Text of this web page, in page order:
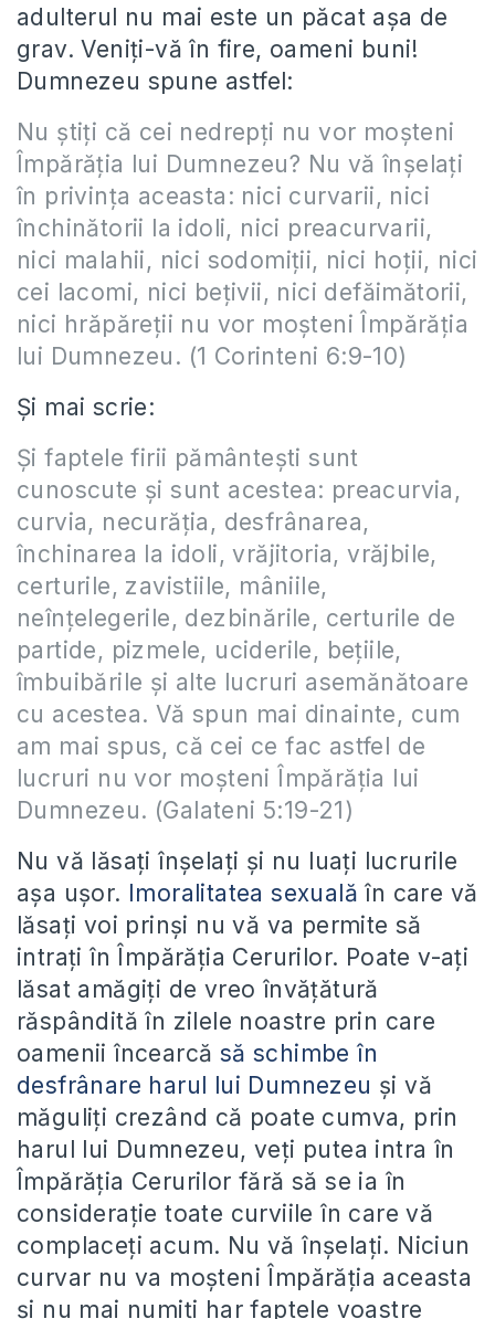
adulterul nu mai este un păcat așa de
grav. Veniți-vă în fire, oameni buni!
Dumnezeu spune astfel:
Nu ştiţi că cei nedrepţi nu vor moşteni
Împărăţia lui Dumnezeu? Nu vă înşelaţi
în privinţa aceasta: nici curvarii, nici
închinătorii la idoli, nici preacurvarii,
nici malahii, nici sodomiţii, nici hoţii, nici
cei lacomi, nici beţivii, nici defăimătorii,
nici hrăpăreţii nu vor moşteni Împărăţia
lui Dumnezeu. (1 Corinteni 6:9-10)
Și mai scrie:
Şi faptele firii pământeşti sunt
cunoscute şi sunt acestea: preacurvia,
curvia, necurăţia, desfrânarea,
închinarea la idoli, vrăjitoria, vrăjbile,
certurile, zavistiile, mâniile,
neînţelegerile, dezbinările, certurile de
partide, pizmele, uciderile, beţiile,
îmbuibările şi alte lucruri asemănătoare
cu acestea. Vă spun mai dinainte, cum
am mai spus, că cei ce fac astfel de
lucruri nu vor moşteni Împărăţia lui
Dumnezeu. (Galateni 5:19-21)
Nu vă lăsați înșelați și nu luați lucrurile
așa ușor. Imoralitatea sexualăîn care vă
lăsați voi prinși nu vă va permite să
intrați în Împărăția Cerurilor. Poate v-ați
lăsat amăgiți de vreo învățătură
răspândită în zilele noastre prin care
oamenii încearcă să schimbe în
desfrânare harul lui Dumnezeu și vă
măguliți crezând că poate cumva, prin
harul lui Dumnezeu, veți putea intra în
Împărăția Cerurilor fără să se ia în
considerație toate curviile în care vă
complaceți acum. Nu vă înșelați. Niciun
curvar nu va moșteni Împărăția aceasta
și nu mai numiți har faptele voastre